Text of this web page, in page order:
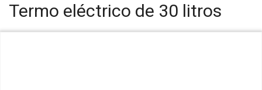
Termo eléctrico de 30 litros